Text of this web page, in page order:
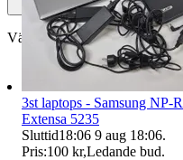
Välj till köparskydd
3st laptops - Samsung
Extensa 5235
Sluttid18:06 9 aug 18:06.
Pris:100 kr,Ledande bud.